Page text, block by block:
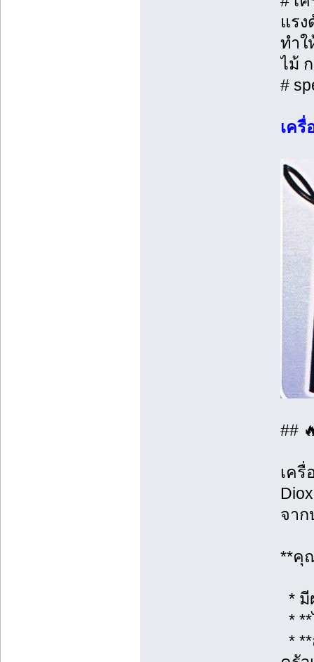
แร
ทำใ
ไม้
#
เค
##
เครื่
จาก
**คุ
* มี
*
*